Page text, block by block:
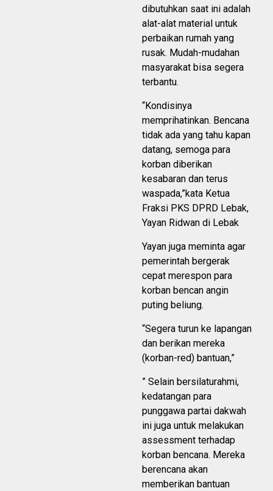
dibutuhkan saat ini adalah
alat-alat material untuk
perbaikan rumah yang
rusak. Mudah-mudahan
masyarakat bisa segera
terbantu.
“Kondisinya
memprihatinkan. Bencana
tidak ada yang tahu kapan
datang, semoga para
korban diberikan
kesabaran dan terus
waspada,”kata Ketua
Fraksi PKS DPRD Lebak,
Yayan Ridwan di Lebak
Yayan juga meminta agar
pemerintah bergerak
cepat merespon para
korban bencan angin
puting beliung.
“Segera turun ke lapangan
dan berikan mereka
(korban-red) bantuan,”
” Selain bersilaturahmi,
kedatangan para
punggawa partai dakwah
ini juga untuk melakukan
assessment terhadap
korban bencana. Mereka
berencana akan
memberikan bantuan